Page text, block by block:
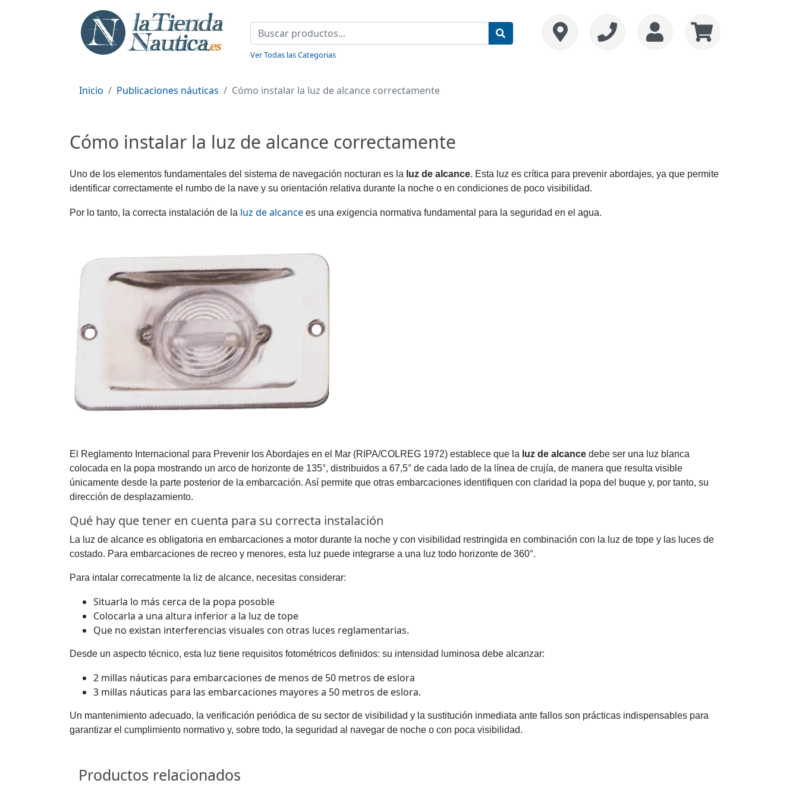
Ver Todas las Categorias
Inicio Publicaciones náuticas Cómo instalar la luz de alcance correctamente
Cómo instalar la luz de alcance correctamente
Uno de los elementos fundamentales del sistema de navegación nocturan es la luz de alcance. Esta luz es crítica para prevenir abordajes, ya que permite
identificar correctamente el rumbo de la nave y su orientación relativa durante la noche o en condiciones de poco visibilidad.
Por lo tanto, la correcta instalación de la luz de alcance es una exigencia normativa fundamental para la seguridad en el agua.
El Reglamento Internacional para Prevenir los Abordajes en el Mar (RIPA/COLREG 1972) establece que la luz de alcance debe ser una luz blanca
colocada en la popa mostrando un arco de horizonte de 135°, distribuidos a 67,5° de cada lado de la línea de crujía, de manera que resulta visible
únicamente desde la parte posterior de la embarcación. Así permite que otras embarcaciones identifiquen con claridad la popa del buque y, por tanto, su
dirección de desplazamiento.
Qué hay que tener en cuenta para su correcta instalación
La luz de alcance es obligatoria en embarcaciones a motor durante la noche y con visibilidad restringida en combinación con la luz de tope y las luces de
costado. Para embarcaciones de recreo y menores, esta luz puede integrarse a una luz todo horizonte de 360°.
Para intalar correcatmente la liz de alcance, necesitas considerar:
Situarla lo más cerca de la popa posoble
Colocarla a una altura inferior a la luz de tope
Que no existan interferencias visuales con otras luces reglamentarias.
Desde un aspecto técnico, esta luz tiene requisitos fotométricos definidos: su intensidad luminosa debe alcanzar:
2 millas náuticas para embarcaciones de menos de 50 metros de eslora
3 millas náuticas para las embarcaciones mayores a 50 metros de eslora.
Un mantenimiento adecuado, la verificación periódica de su sector de visibilidad y la sustitución inmediata ante fallos son prácticas indispensables para
garantizar el cumplimiento normativo y, sobre todo, la seguridad al navegar de noche o con poca visibilidad.
Productos relacionados